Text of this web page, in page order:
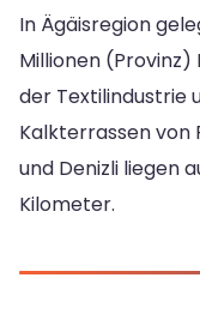
In Ägäisregion
Millionen (Provinz)
der Textilindustrie
Kalkterrassen von
und Denizli liegen
Kilometer.